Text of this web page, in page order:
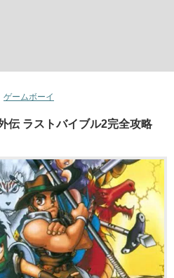
ゲームボーイ
伝 ラストバイブル2完全攻略